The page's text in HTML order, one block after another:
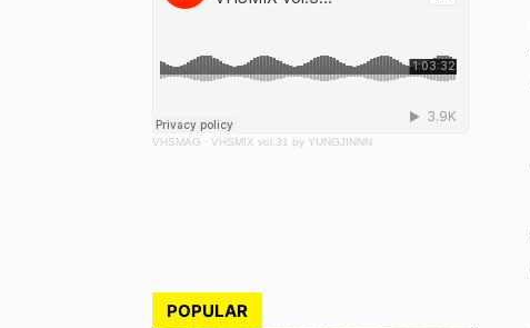
VHSMAG · VHSMIX vol.31 by YUNGJINNN
POPULAR